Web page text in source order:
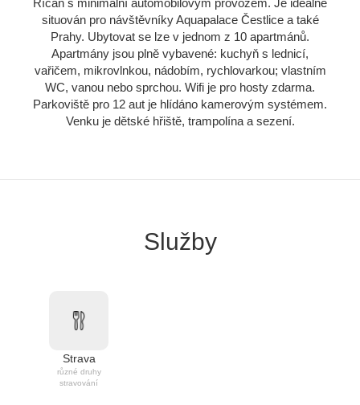
Říčan s minimální automobilovým provozem. Je ideálně
situován pro návštěvníky Aquapalace Čestlice a také
Prahy. Ubytovat se lze v jednom z 10 apartmánů.
Apartmány jsou plně vybavené: kuchyň s lednicí,
vařičem, mikrovlnkou, nádobím, rychlovarkou; vlastním
WC, vanou nebo sprchou. Wifi je pro hosty zdarma.
Parkoviště pro 12 aut je hlídáno kamerovým systémem.
Venku je dětské hřiště, trampolína a sezení.
Služby
Strava
různé druhy
stravování